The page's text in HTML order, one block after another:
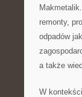
remonty,
odpadów
a także
W